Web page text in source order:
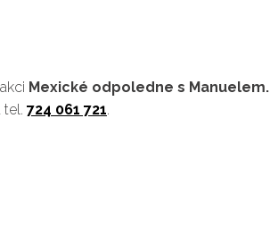
Mexické odpoledne s Manuelem.
tel. 724 061 721.